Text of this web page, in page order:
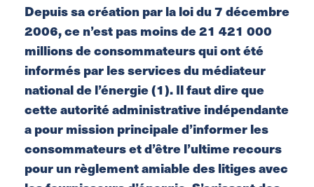
Depuis sa création par la loi du 7 décembre
2006, ce n’est pas moins de 21 421 000
millions de consommateurs qui ont été
informés par les services du médiateur
national de l’énergie (1). Il faut dire que
cette autorité administrative indépendante
a pour mission principale d’informer les
consommateurs et d’être l’ultime recours
pour un règlement amiable des litiges avec